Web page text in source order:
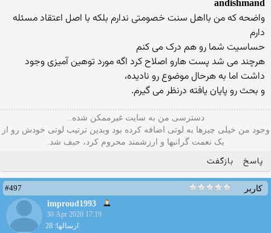
andishmand
واضحه که من بااهل سنت خصومتی ندارم بلکه با اصل اعتقاد مسئله
دارم
حساسیت شما رو هم درک می کنم
هرچند می شد پست هارو اصلاح کرد اگه مورد توهین آمیزی وجود
داشت اما به هرحال موضوع رو نادیده،
و بحث رو پایان یافته درنظر می گیرم.
دسترسی من به سایت غیرممکن شده..
وجود من خیلی چیزها به لوتی اضافه کرده بود وبدین ترتیب لوتی خودش رو از
یک نعمت گرانبها و ارزشمند محروم کرد، حیف شد.
پاسخ بازگفت
کاربر
#497
improud1993
30 Apr 2020 17:19
ارسالها: 28